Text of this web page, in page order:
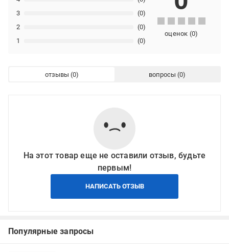
1 (0)
2 (0)
3 (0)
оценок (0)
отзывы вопросы
На этот товар еще не оставили отзыв, будьте
первым!
НАПИСАТЬ ОТЗЫВ
Популярные запросы